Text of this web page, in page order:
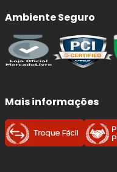
Ambiente Seguro
Mais informações